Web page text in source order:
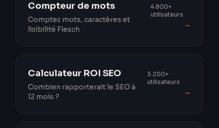
Compteur de mots
Comptez mots, caractères et
lisibilité Flesch
4 800+
utilisateurs
→
Calculateur ROI SEO
Combien rapporterait le SEO à
12 mois ?
3 200+
utilisateurs
→